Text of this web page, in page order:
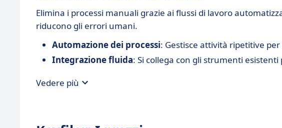
Elimina i processi manuali grazie ai flussi di lavoro
riducono gli errori umani.
Automazione dei processi: Gestisce attività ripetitive
Integrazione fluida: Si collega con gli strumenti
Vedere più